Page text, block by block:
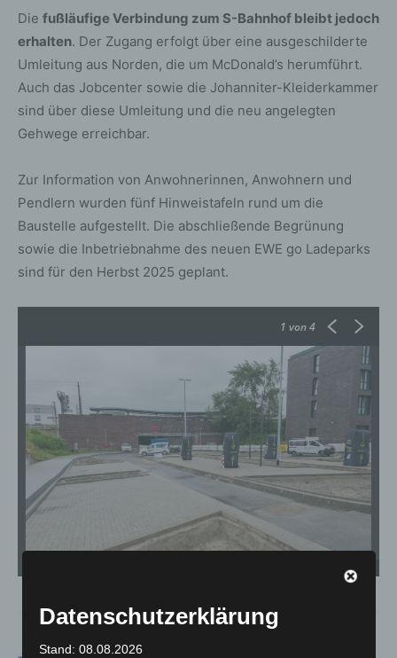
Die fußläufige Verbindung zum S-Bahnhof bleibt jedoch
erhalten. Der Zugang erfolgt über eine ausgeschilderte
Umleitung aus Norden, die um McDonald’s herumführt.
Auch das Jobcenter sowie die Johanniter-Kleiderkammer
sind über diese Umleitung und die neu angelegten
Gehwege erreichbar.
Zur Information von Anwohnerinnen, Anwohnern und
Pendlern wurden fünf Hinweistafeln rund um die
Baustelle aufgestellt. Die abschließende Begrünung
sowie die Inbetriebnahme des neuen EWE go Ladeparks
sind für den Herbst 2025 geplant.
1 von 4
Baustelle (Brüsseler Straße in Langenhagen) - © Carl-Marcus Müller / LGHNews
Datenschutzerklärung
Stand: 08.08.2026